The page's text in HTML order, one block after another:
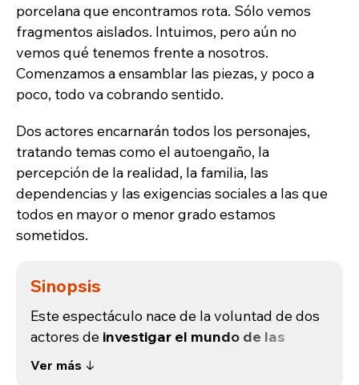
porcelana que encontramos rota. Sólo vemos
fragmentos aislados. Intuimos, pero aún no
vemos qué tenemos frente a nosotros.
Comenzamos a ensamblar las piezas, y poco a
poco, todo va cobrando sentido.
Dos actores encarnarán todos los personajes,
tratando temas como el autoengaño, la
percepción de la realidad, la familia, las
dependencias y las exigencias sociales a las que
todos en mayor o menor grado estamos
sometidos.
Sinopsis
Este espectáculo nace de la voluntad de dos
actores de investigar el mundo de las
adicciones
Ver más ↓